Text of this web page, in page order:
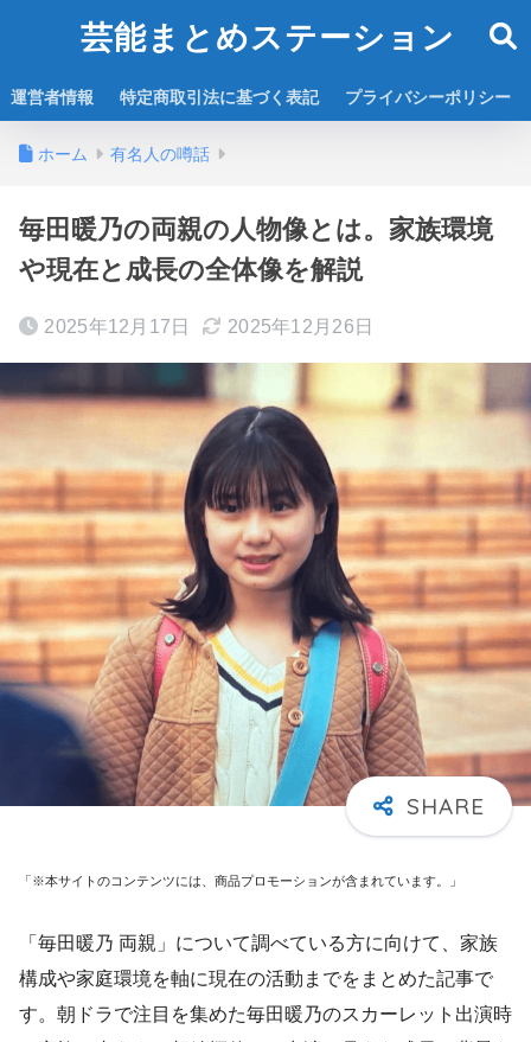
芸能まとめステーション
運営者情報 特定商取引法に基づく表記 プライバシーポリシー
ホーム 有名人の噂話
毎田暖乃の両親の人物像とは。家族環境
や現在と成長の全体像を解説
2025年12月17日 2025年12月26日
「※本サイトのコンテンツには、商品プロモーションが含まれています。」
「毎田暖乃 両親」について調べている方に向けて、家族
構成や家庭環境を軸に現在の活動までをまとめた記事で
す。朝ドラで注目を集めた毎田暖乃のスカーレット出演時